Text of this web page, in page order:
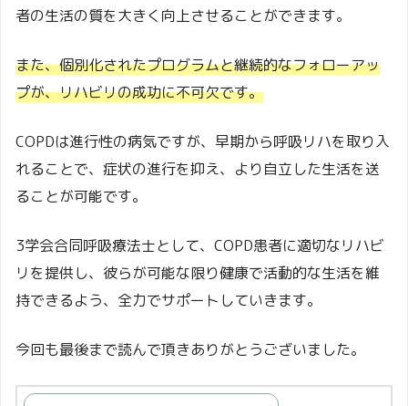
者の生活の質を大きく向上させることができます。
また、個別化されたプログラムと継続的なフォローアッ
プが、リハビリの成功に不可欠です。
COPDは進行性の病気ですが、早期から呼吸リハを取り入
れることで、症状の進行を抑え、より自立した生活を送
ることが可能です。
3学会合同呼吸療法士として、COPD患者に適切なリハビ
リを提供し、彼らが可能な限り健康で活動的な生活を維
持できるよう、全力でサポートしていきます。
今回も最後まで読んで頂きありがとうございました。